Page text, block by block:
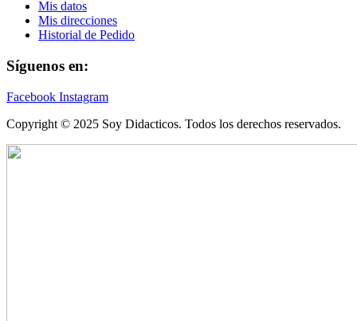
Mis datos
Mis direcciones
Historial de Pedido
Síguenos en:
Facebook Instagram
Copyright © 2025 Soy Didacticos. Todos los derechos reservados.